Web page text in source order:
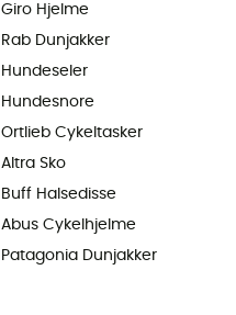
Giro Hjelme
Rab Dunjakker
Hundeseler
Hundesnore
Ortlieb Cykeltasker
Altra Sko
Buff Halsedisse
Abus Cykelhjelme
Patagonia Dunjakker